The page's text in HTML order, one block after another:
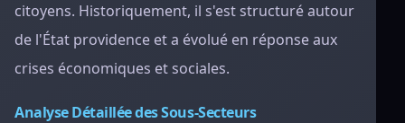
citoyens. Historiquement, il s'est structuré autour
de l'État providence et a évolué en réponse aux
crises économiques et sociales.
Analyse Détaillée des Sous-Secteurs